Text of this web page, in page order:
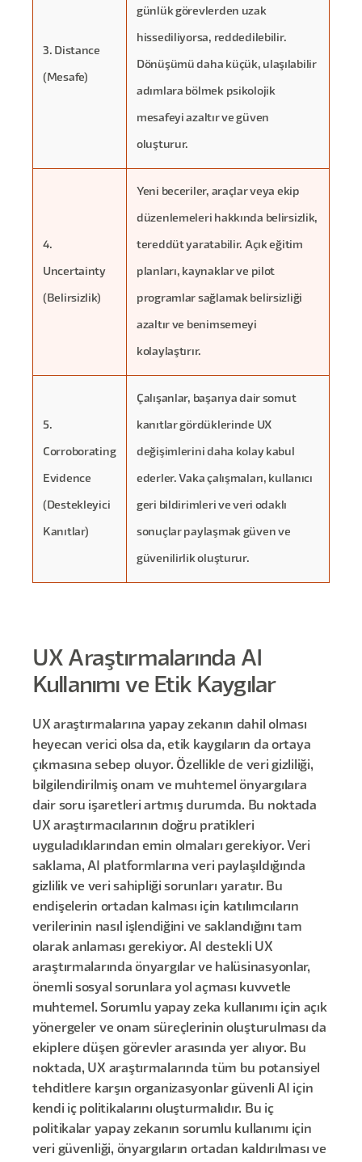
3. Distance
(Mesafe)
günlük görevlerden uzak
hissediliyorsa, reddedilebilir.
Dönüşümü daha küçük, ulaşılabilir
adımlara bölmek psikolojik
mesafeyi azaltır ve güven
oluşturur.
4.
Uncertainty
(Belirsizlik)
Yeni beceriler, araçlar veya ekip
düzenlemeleri hakkında belirsizlik,
tereddüt yaratabilir. Açık eğitim
planları, kaynaklar ve pilot
programlar sağlamak belirsizliği
azaltır ve benimsemeyi
kolaylaştırır.
5.
Corroborating
Evidence
(Destekleyici
Kanıtlar)
Çalışanlar, başarıya dair somut
kanıtlar gördüklerinde UX
değişimlerini daha kolay kabul
ederler. Vaka çalışmaları, kullanıcı
geri bildirimleri ve veri odaklı
sonuçlar paylaşmak güven ve
güvenilirlik oluşturur.
UX Araştırmalarında AI
Kullanımı ve Etik Kaygılar
UX araştırmalarına yapay zekanın dahil olması
heyecan verici olsa da, etik kaygıların da ortaya
çıkmasına sebep oluyor. Özellikle de veri gizliliği,
bilgilendirilmiş onam ve muhtemel önyargılara
dair soru işaretleri artmış durumda. Bu noktada
UX araştırmacılarının doğru pratikleri
uyguladıklarından emin olmaları gerekiyor. Veri
saklama, AI platformlarına veri paylaşıldığında
gizlilik ve veri sahipliği sorunları yaratır. Bu
endişelerin ortadan kalması için katılımcıların
verilerinin nasıl işlendiğini ve saklandığını tam
olarak anlaması gerekiyor. AI destekli UX
araştırmalarında önyargılar ve halüsinasyonlar,
önemli sosyal sorunlara yol açması kuvvetle
muhtemel. Sorumlu yapay zeka kullanımı için açık
yönergeler ve onam süreçlerinin oluşturulması da
ekiplere düşen görevler arasında yer alıyor. Bu
noktada, UX araştırmalarında tüm bu potansiyel
tehditlere karşın organizasyonlar güvenli AI için
kendi iç politikalarını oluşturmalıdır. Bu iç
politikalar yapay zekanın sorumlu kullanımı için
veri güvenliği, önyargıların ortadan kaldırılması ve